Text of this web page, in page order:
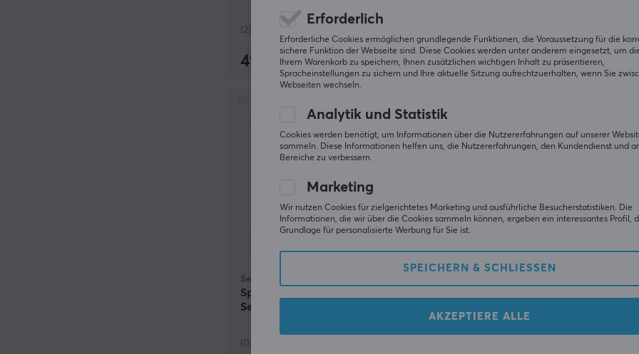
(2)
49.90 € Vorübergehend aus 179.90 €
SPARE
Seagate
Speichererweiterungskarte Für Xbox
Series X/S, SSD - 512 GB
(0)
Erforderlich
Erforderliche Cookies ermöglichen grundlegende Funktionen, die Voraussetzung für die
sichere Funktion der Webseite sind. Diese Cookies werden unter anderem eingesetzt, um
Ihrem Warenkorb zu speichern, Ihnen zusätzlichen wichtigen Inhalt zu präsentieren,
Spracheinstellungen zu sichern und Ihre aktuelle Sitzung aufrechtzuerhalten, wenn Sie
Webseiten wechseln.
Analytik und Statistik
Cookies werden benötigt, um Informationen über die Nutzererfahrungen auf unserer
sammeln. Diese Informationen helfen uns, die Nutzererfahrungen, den Kundendienst und
Bereiche zu verbessern.
Marketing
Wir nutzen Cookies für zielgerichtetes Marketing und ausführliche Besucherstatistiken. Die
Informationen, die wir über die Cookies sammeln können, ergeben ein interessantes Profil,
Grundlage für personalisierte Werbung für Sie ist.
SPEICHERN & SCHLIESSEN
AKZEPTIERE ALLE